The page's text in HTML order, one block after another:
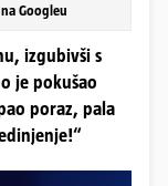
Googleu
izgubivši s
je pokušao
poraz, pala